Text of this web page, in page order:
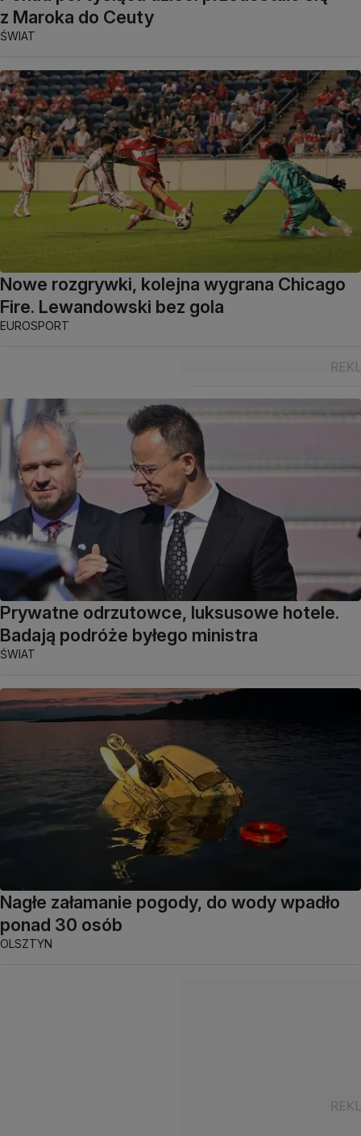
z Maroka do Ceuty
ŚWIAT
Nowe rozgrywki, kolejna wygrana Chicago
Fire. Lewandowski bez gola
EUROSPORT
Prywatne odrzutowce, luksusowe hotele.
Badają podróże byłego ministra
ŚWIAT
Nagłe załamanie pogody, do wody wpadło
ponad 30 osób
OLSZTYN